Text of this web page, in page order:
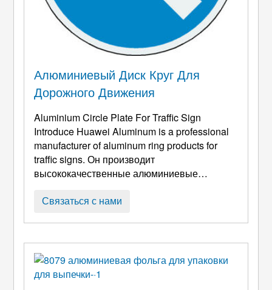
Алюминиевый Диск Круг Для
Дорожного Движения
Aluminium Circle Plate For Traffic Sign
Introduce Huawei Aluminum is a professional
manufacturer of aluminum ring products for
traffic signs. Он производит
высококачественные алюминиевые
дорожных знаков круглый год. Дорожные
чтобы предоставить людям информацию. С
увеличением объема трафика в PA ...
Связаться с нами